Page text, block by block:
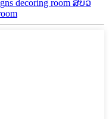
decoring room ສີບົວ